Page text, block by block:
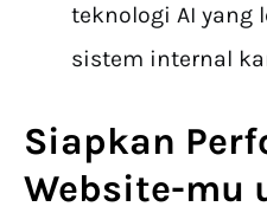
teknologi AI yang
sistem internal
Siapkan
Website-mu